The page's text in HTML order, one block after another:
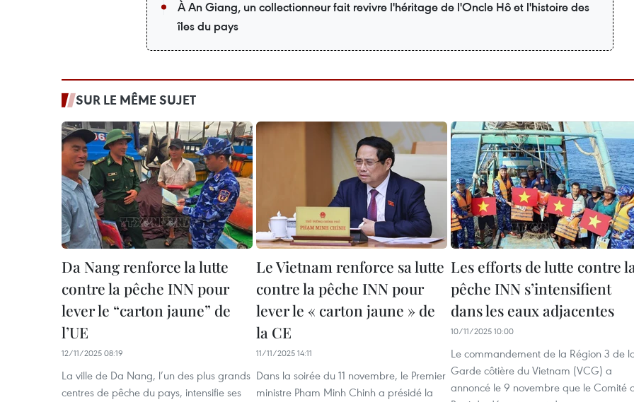
À An Giang, un collectionneur fait revivre l'héritage de l'Oncle Hô et l'histoire des
îles du pays
SUR LE MÊME SUJET
Da Nang renforce la lutte
contre la pêche INN pour
lever le “carton jaune” de
l’UE
12/11/2025 08:19
La ville de Da Nang, l’un des plus grands
centres de pêche du pays, intensifie ses
Le Vietnam renforce sa lutte
contre la pêche INN pour
lever le « carton jaune » de
la CE
11/11/2025 14:11
Dans la soirée du 11 novembre, le Premier
ministre Pham Minh Chinh a présidé la
Les efforts de lutte contre
pêche INN s’intensifient
dans les eaux adjacentes
10/11/2025 10:00
Le commandement de la Région 3 de
Garde côtière du Vietnam (VCG) a
annoncé le 9 novembre que le Comité